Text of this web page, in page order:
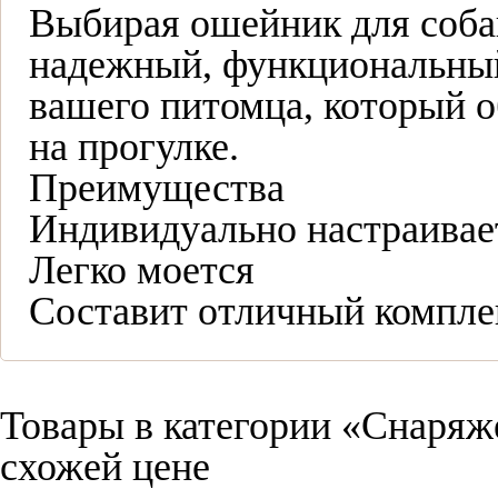
Выбирая ошейник для
надежный,
вашего питомца, который
на прогулке.
Преимущества
Индивидуально
Легко моется
Составит отличный
Товары в категории
схожей цене